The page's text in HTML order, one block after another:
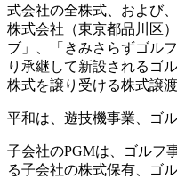
式会社の全株式、および
株式会社（東京都品川区
ブ」、「きみさらずゴル
り承継して新設されるゴ
株式を譲り受ける株式譲
平和は、遊技機事業、ゴ
子会社のPGMは、ゴルフ
る子会社の株式保有、ゴ